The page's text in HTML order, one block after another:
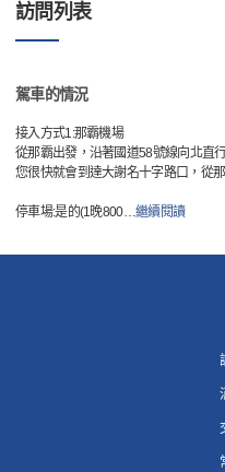
訪問列表
駕車的情況
接入方式1:那霸機場
從那霸出發，沿著國道58號線向北直行
您很快就會到達大謝名十字路口，從
停車場:是的(1晚800…繼續閱讀